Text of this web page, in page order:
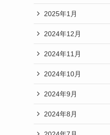
2025年1月
2024年12月
2024年11月
2024年10月
2024年9月
2024年8月